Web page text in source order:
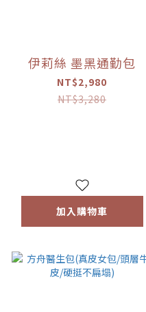
伊莉絲 墨黑通勤包
NT$2,980
NT$3,280
加入購物車